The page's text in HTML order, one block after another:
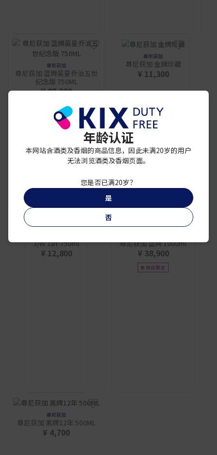
尊尼获加
尊尼获加 蓝牌英皇乔治五世
纪念版 750ML
¥ 87,900
尊尼获加
尊尼获加 金牌珍藏
¥ 11,300
J/W 18Y 750ml
¥ 12,800
尊尼获加 蓝牌 1000ml
¥ 38,900
免税店限定
尊尼获加
尊尼获加 黑牌12年 500ML
¥ 4,700
年龄认证
本网站含酒类及香烟的商品信息，因此未满20岁的用户
无法浏览酒类及香烟页面。
您是否已满20岁？
是
否